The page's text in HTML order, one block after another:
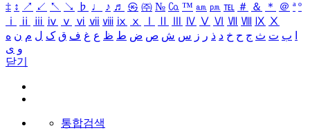
‡ ↕ ↗ ↙ ↖ ↘ ♭ ♩ ♪ ♬ ㉿ ㈜ № ㏇ ™ ㏂ ㏘ ℡ ＃ ＆ ＊ ＠ ª º
ⅰ
ⅱ ⅲ ⅳ ⅴ ⅵ ⅶ ⅷ ⅸ ⅹ Ⅳ Ⅴ Ⅵ Ⅶ Ⅷ Ⅸ Ⅹ
ب ت ث ج ح خ د ذ ر ز س ش ص ض ط ظ ع غ ف ق ک ل م ن ه
و ی
닫기
통합검색